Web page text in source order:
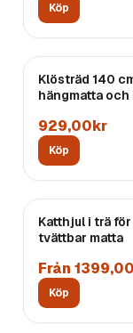
Köp
Klösträd 140
hängmatta
929,00kr
Köp
Katthjul i trä
tvättbar matta
Från
Köp